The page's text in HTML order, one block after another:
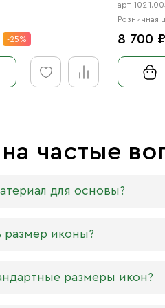
-25%
арт.
Розничная
8 700 ₽
частые
для основы?
иконы на трёх разных видах
древесно-
размер иконы?
правил по тому, какого
размеры икон?